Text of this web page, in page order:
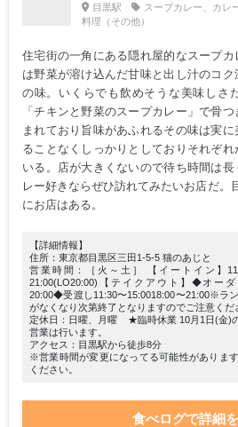
目黒駅
スープカレー、カレ
料理（その他）
住宅街の一角にある隠れ屋的なスープ
は野菜が溶け込んだ甘味と出し汁のコ
の味。いくらでも飲めそうな美味しさ
「チキンと野菜のスープカレー」で骨
まれており旨味があふれるその味は実
ることなくしっかりとしておりそれぞ
いる。店が大きくないので待ち時間は
レー好きならぜひ訪れてみたいお店だ。
にお店はある。
【詳細情報】
住所：東京都目黒区三田1-5-5 猫のあじと
営業時間：［火～土］ 【イートイン】
21:00(LO20:00)【テイクアウト】◆オーダ
20:00◆受渡し11:30〜15:0018:00〜21:00※ラ
がなくなり次第終了となりますのでご注意くだ
定休日：日曜、月曜 ★臨時休業 10月1日(金)
営業は行います。
アクセス：目黒駅から徒歩8分
※営業時間が変更になってる可能性がありま
ください。
食べログで詳細